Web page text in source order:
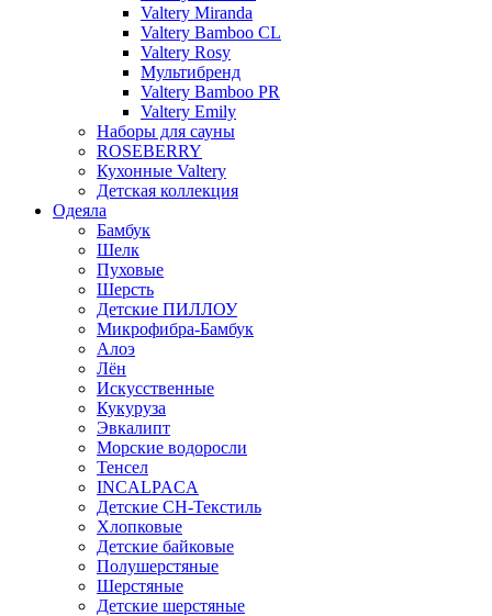
Valtery Miranda
Valtery Bamboo CL
Valtery Rosy
Мультибренд
Valtery Bamboo PR
Valtery Emily
Наборы для сауны
ROSEBERRY
Кухонные Valtery
Детская коллекция
Одеяла
Бамбук
Шелк
Пуховые
Шерсть
Детские ПИЛЛОУ
Микрофибра-Бамбук
Алоэ
Лён
Искусственные
Кукуруза
Эвкалипт
Морские водоросли
Тенсел
INCALPACA
Детские СН-Текстиль
Хлопковые
Детские байковые
Полушерстяные
Шерстяные
Детские шерстяные